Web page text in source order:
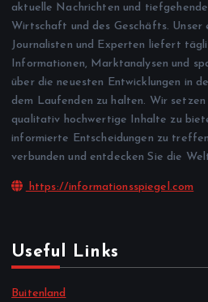
aktuelle Nachrichten und
Wirtschaft und des Geschäfts. Unser
Journalisten und Experten liefert
Informationen, Marktanalysen und
über die neuesten Entwicklungen in
dem Laufenden zu halten. Wir setzen
qualitativ hochwertige Inhalte zu
informierte Entscheidungen zu
verbunden und entdecken Sie die
https://informationsspiegel.com
Useful Links
Buitenland